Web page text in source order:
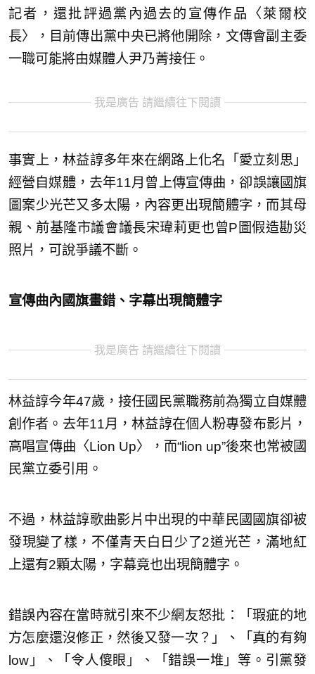
記者，還批評過黨內過去的宣傳作品〈萊爾校
長〉，目前傳出黨中央已將他開除，文傳會副主委
一職可能將由媒體人尹乃菁接任。
我是廣告 請繼續往下閱讀
事實上，林益諄多年來在網路上化名「愛立刻思」
經營自媒體，去年11月曾上傳宣傳曲，卻誤讓國旗
圖案少光芒又多太陽，內容更出現簡體字，而其母
親、前基隆市議會議長宋瑋莉更也曾P圖假造勘災
照片，可說爭議不斷。
宣傳曲內國旗畫錯、字幕出現簡體字
我是廣告 請繼續往下閱讀
林益諄今年47歲，接任國民黨職務前為獨立自媒體
創作者。去年11月，林益諄在個人粉專發布影片，
高唱宣傳曲〈Lion Up〉，而“lion up”後來也常被國
民黨立委引用。
不過，林益諄歌曲影片中出現的中華民國國旗卻被
發現變了樣，不僅青天白日少了2道光芒，滿地紅
上還有2顆太陽，字幕竟也出現簡體字。
錯誤內容在當時就引來不少網友怒批：「瑕疵的地
方怎麼還沒修正，然後又發一次？」、「真的有夠
low」、「令人傻眼」、「錯誤一堆」等。引黨發